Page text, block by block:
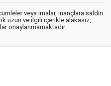
veya imalar, inançlara saldırı
uzun ve ilgili içerikle alakasız,
onaylanmamaktadır.